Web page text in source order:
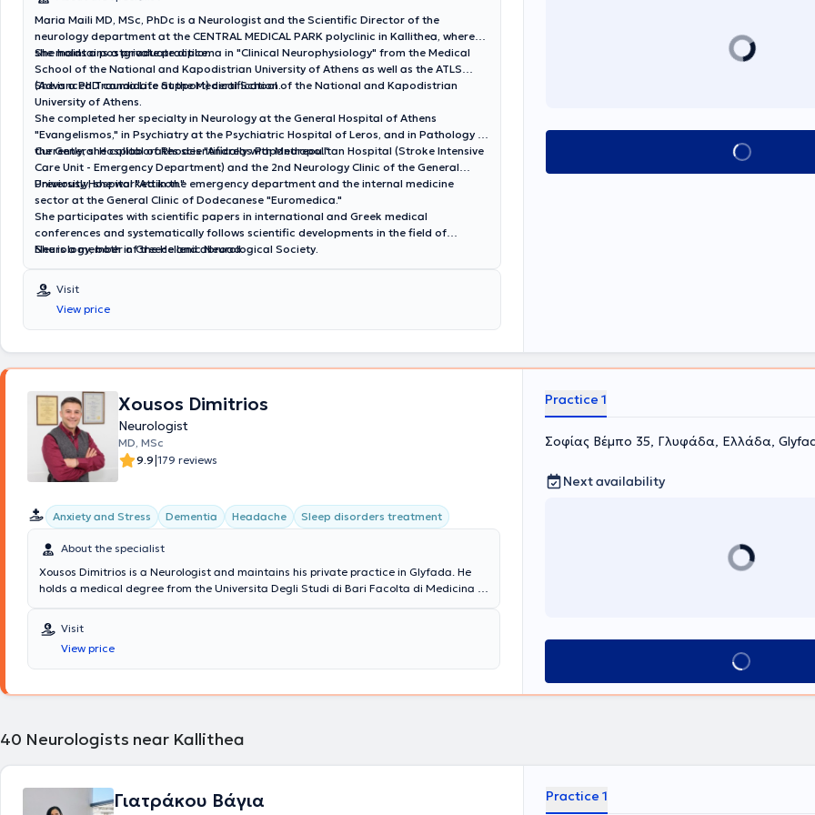
Σχολείο Αεροπορικής Ιατρικής του Κέντρου Αεροπορικής Ιατρικής. Έχει επιτελέσει
διδακτικό έργο τόσο σε προπτυχιακούς φοιτητές Ιατρικής κατά την μετεκπαίδευσή της
στο κλινικό τμήμα Α’ της Επείγουσας και Γενικής Νευρολογίας καθώς και στο Ειδικό
Ιατρείο Κεφαλαλγίας του Αιγινητείου, όσο και σε μεταπτυχιακούς φοιτητές του
μεταπτυχιακού προγράμματος «Κλινική και Πειραματική Νευροχειρουργική» του
ΕΚΠΑ. Έχει δημοσιεύσει σε έγκριτα ξενόγλωσσα και ελληνικά επιστημονικά
περιοδικά, έχει συμμετάσχει με πολλές ανακοινώσεις και ομιλίες σε διεθνή και
ελληνικά νευρολογικά συνέδρια, ενώ έχει διατελέσει ως reviewer σε έγκριτα
ξενόγλωσσα περιοδικά. Είναι μέλος της Ελληνικής Νευρολογικής Εταιρείας, της
Ελληνικής Εταιρείας Κεφαλαλγίας καθώς και της Ευρωπαϊκής Εταιρείας
Κεφαλαλγίας.
Maria Maili MD, MSc, PhDc is a Neurologist and the Scientific Director of the
neurology department at the CENTRAL MEDICAL PARK polyclinic in Kallithea, where
she maintains a private practice.
She holds a postgraduate diploma in "Clinical Neurophysiology" from the Medical
School of the National and Kapodistrian University of Athens as well as the ATLS
(Advanced Trauma Life Support) certification.
She is a PhD candidate at the Medical School of the National and Kapodistrian
University of Athens.
She completed her specialty in Neurology at the General Hospital of Athens
"Evangelismos," in Psychiatry at the Psychiatric Hospital of Leros, and in Pathology at
the General Hospital of Rhodes "Andreas Papandreou."
Currently, she collaborates scientifically with Metropolitan Hospital (Stroke Intensive
Care Unit - Emergency Department) and the 2nd Neurology Clinic of the General
University Hospital "Attikon."
Previously, she worked in the emergency department and the internal medicine
sector at the General Clinic of Dodecanese "Euromedica."
She participates with scientific papers in international and Greek medical
conferences and systematically follows scientific developments in the field of
Neurology, both in Greece and abroad.
She is a member of the Hellenic Neurological Society.
Visit
View price
Book appointment
Xousos Dimitrios
Neurologist
MD, MSc
9.9|179 reviews
Anxiety and Stress Dementia Headache Sleep disorders treatment
About the specialist
Xousos Dimitrios is a Neurologist and maintains his private practice in Glyfada. He
holds a medical degree from the Universita Degli Studi di Bari Facolta di Medicina e
Prevention of Psychiatric Disorders from the Medical School of the National and
Kapodistrian University of Athens. Notable is his specialization in dementia, vascular
brain diseases, memory disorders, epilepsy, sleep disorders, headaches, and
movement disorders.
Visit
View price
Practice 1
Σοφίας Βέμπο 35, Γλυφάδα, Ελλάδα,
Next availability
Book appointment
40 Neurologists near Kallithea
Γιατράκου Βάγια Practice 1